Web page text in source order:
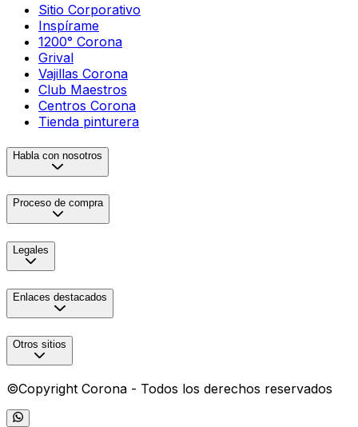
Sitio Corporativo
Inspírame
1200° Corona
Grival
Vajillas Corona
Club Maestros
Centros Corona
Tienda pinturera
Habla con nosotros
Proceso de compra
Legales
Enlaces destacados
Otros sitios
©Copyright Corona - Todos los derechos reservados